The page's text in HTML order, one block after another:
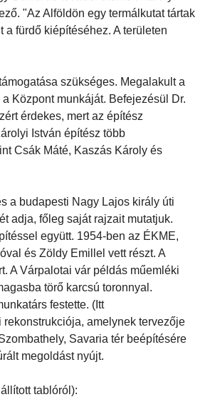
"Az Alföldön egy termálkutat tártak
a fürdő kiépítéséhez. A területen
szükséges. Megalakult a
Központ munkáját. Befejezésül Dr.
érdekes, mert az építész
István építész több
Csák Máté, Kaszás Károly és
a budapesti Nagy Lajos király úti
adja, főleg saját rajzait mutatjuk.
együtt. 1954-ben az ÉKME,
és Zöldy Emillel vett részt. A
A Várpalotai vár példás műemléki
törő karcsú toronnyal.
festette. (Itt
amelynek tervezője
Savaria tér beépítésére
megoldást nyújt.
tablóról):